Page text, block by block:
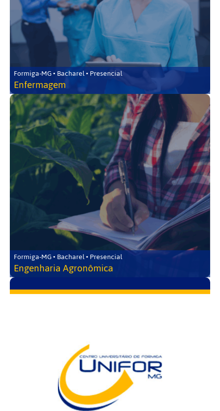
Formiga-MG • Bacharel • Presencial
Enfermagem
Formiga-MG • Bacharel • Presencial
Engenharia Agronômica